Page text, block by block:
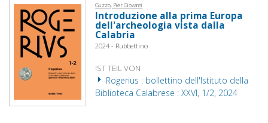
Guzzo, Pier Giovanni
Introduzione alla prima Europa
dell'archeologia vista dalla
Calabria
2024 - Rubbettino
IST TEIL VON
Rogerius : bollettino dell'Istituto della
Biblioteca Calabrese : XXVI, 1/2, 2024